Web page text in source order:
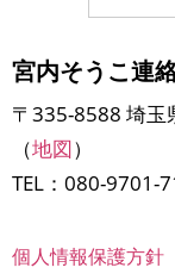
宮内そうこ連
〒335-8588 埼玉
（地図）
TEL：080-9701-
個人情報保護方針